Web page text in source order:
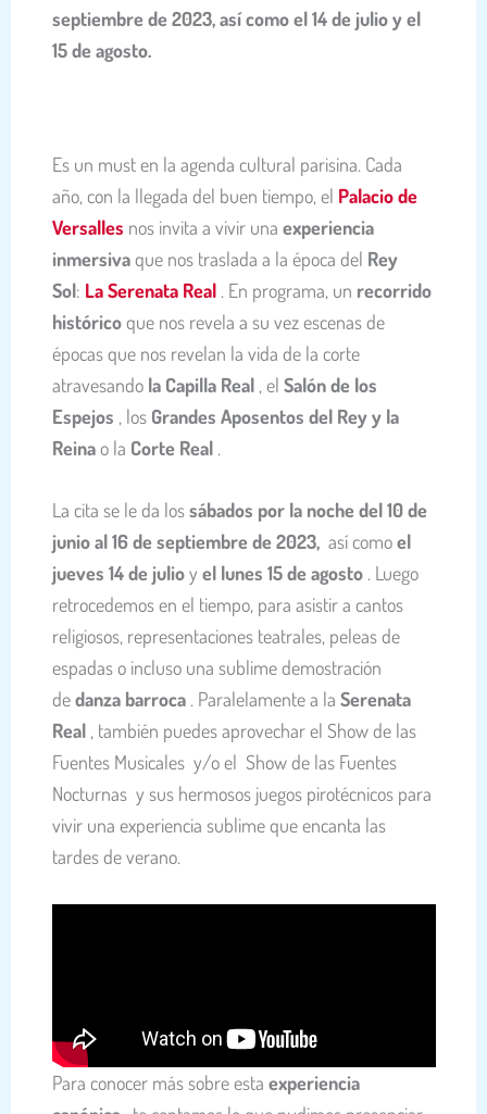
septiembre de 2023, así como el 14 de julio y el
15 de agosto.
Es un must en la agenda cultural parisina. Cada
año, con la llegada del buen tiempo, el Palacio de
Versalles nos invita a vivir una experiencia
inmersivaque nos traslada a la época del Rey
Sol: La Serenata Real. En programa, un recorrido
históricoque nos revela a su vez escenas de
épocas que nos revelan la vida de la corte
atravesando la Capilla Real, el Salón de los
Espejos , los Grandes Aposentos del Rey y la
Reinao la Corte Real.
La cita se le da lossábados por la noche del 10 de
junio al 16 de septiembre de 2023,así comoel
jueves 14 de julioy el lunes 15 de agosto. Luego
retrocedemos en el tiempo, para asistir a cantos
religiosos, representaciones teatrales, peleas de
espadas o incluso una sublime demostración
dedanza barroca. Paralelamente a la Serenata
Real, también puedes aprovechar el Show de las
Fuentes Musicalesy/o el Show de las Fuentes
Nocturnasy sus hermosos juegos pirotécnicos para
vivir una experiencia sublime que encanta las
tardes de verano.
Para conocer más sobre esta experiencia